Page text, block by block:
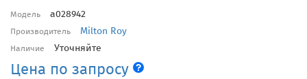
Модель a028942
Производитель Milton Roy
Наличие Уточняйте
Цена по запросу